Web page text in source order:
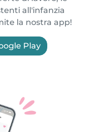
all'infanzia
la nostra app!
Play